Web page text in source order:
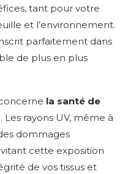
tant pour votre
et l’environnement.
parfaitement dans
de plus en plus
la santé de
rayons UV, même à
dommages
cette exposition
de vos tissus et